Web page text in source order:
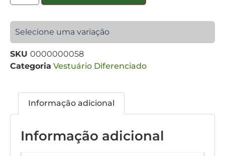
Selecione uma variação
SKU 0000000058
Categoria Vestuário Diferenciado
Informação adicional
Informação adicional